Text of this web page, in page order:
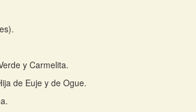
y Carmelita.
de Euje y de Ogue.